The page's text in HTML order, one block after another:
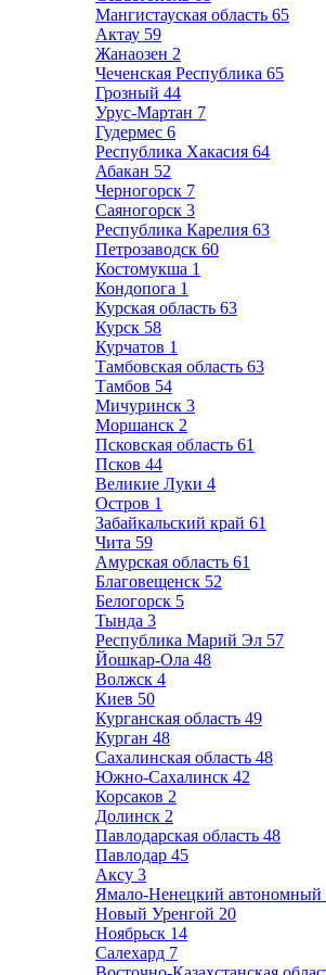
Мангистауская область 65
Актау 59
Жанаозен 2
Чеченская Республика 65
Грозный 44
Урус-Мартан 7
Гудермес 6
Республика Хакасия 64
Абакан 52
Черногорск 7
Саяногорск 3
Республика Карелия 63
Петрозаводск 60
Костомукша 1
Кондопога 1
Курская область 63
Курск 58
Курчатов 1
Тамбовская область 63
Тамбов 54
Мичуринск 3
Моршанск 2
Псковская область 61
Псков 44
Великие Луки 4
Остров 1
Забайкальский край 61
Чита 59
Амурская область 61
Благовещенск 52
Белогорск 5
Тында 3
Республика Марий Эл 57
Йошкар-Ола 48
Волжск 4
Киев 50
Курганская область 49
Курган 48
Сахалинская область 48
Южно-Сахалинск 42
Корсаков 2
Долинск 2
Павлодарская область 48
Павлодар 45
Аксу 3
Ямало-Ненецкий автономный
Новый Уренгой 20
Ноябрьск 14
Салехард 7